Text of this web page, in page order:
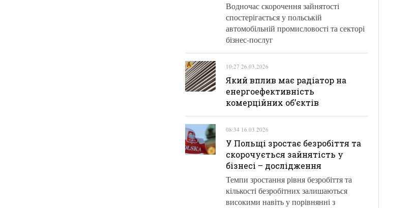
Водночас скорочення зайнятості
спостерігається у польській
автомобільній промисловості та секторі
бізнес-послуг
10:27 26.03.2026
Який вплив має радіатор на
енергоефективність
комерційних об’єктів
08:34 16.03.2026
У Польщі зростає безробіття та
скорочується зайнятість у
бізнесі – дослідження
Темпи зростання рівня безробіття та
кількості безробітних залишаються
високими навіть у порівнянні з